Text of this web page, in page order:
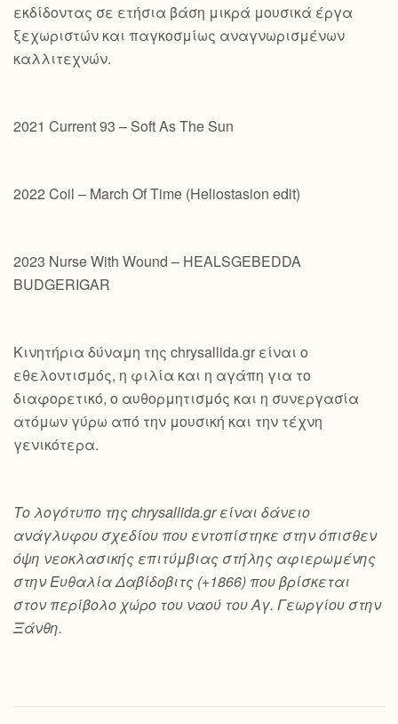
εκδίδοντας σε ετήσια βάση μικρά μουσικά έργα
ξεχωριστών και παγκοσμίως αναγνωρισμένων
καλλιτεχνών.
2021 Current 93 – Soft As The Sun
2022 Coil – March Of Time (Heliostasion edit)
2023 Nurse With Wound – HEALSGEBEDDA
BUDGERIGAR
Κινητήρια δύναμη της chrysallida.gr είναι ο
εθελοντισμός, η φιλία και η αγάπη για το
διαφορετικό, ο αυθορμητισμός και η συνεργασία
ατόμων γύρω από την μουσική και την τέχνη
γενικότερα.
Το λογότυπο της chrysallida.gr είναι δάνειο
ανάγλυφου σχεδίου που εντοπίστηκε στην όπισθεν
όψη νεοκλασικής επιτύμβιας στήλης αφιερωμένης
στην Ευθαλία Δαβίδοβιτς (+1866) που βρίσκεται
στον περίβολο χώρο του ναού του Αγ. Γεωργίου στην
Ξάνθη.